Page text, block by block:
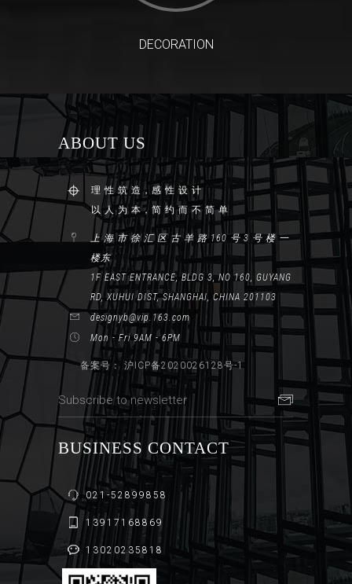
DECORATION
ABOUT US
理 性 筑 造，感 性 设 计
以 人 为 本，简 约 而 不 简 单
上 海 市 徐 汇 区 古 羊 路 160 号 3 号 楼 一
楼东
1F EAST ENTRANCE, BLDG 3, NO 160, GUYANG
RD, XUHUI DIST, SHANGHAI, CHINA 201103
designyb@vip.163.com
Mon - Fri 9AM - 6PM
备案号： 沪ICP备2020026128号-1
BUSINESS CONTACT
021-52899858
13917168869
13020235818